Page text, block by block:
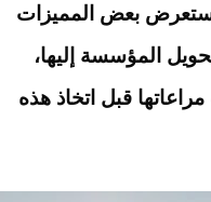
بعض المميزات
المؤسسة إليها،
قبل اتخاذ هذه